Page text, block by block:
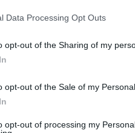
Data Processing Opt Outs
opt-out of the Sharing of my
opt-out of the Sale of my Personal
opt-out of processing my
di Guidonia, poi al
Dopo l'esperienza in
in Rai, poi a